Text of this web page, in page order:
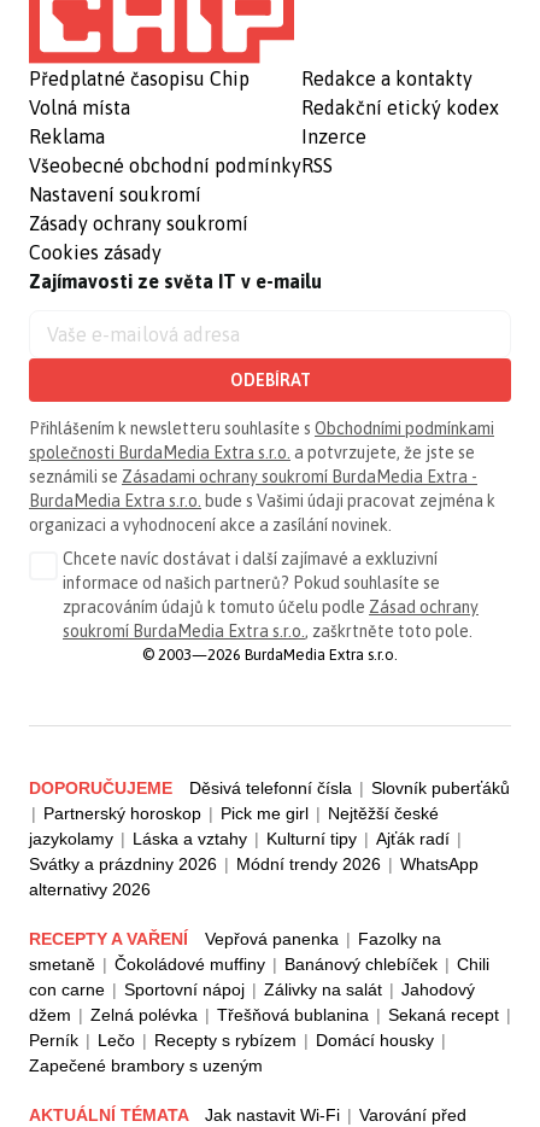
Předplatné časopisu Chip
Volná místa
Reklama
Všeobecné obchodní podmínky
Nastavení soukromí
Zásady ochrany soukromí
Cookies zásady
Redakce a kontakty
Redakční etický kodex
Inzerce
RSS
Zajímavosti ze světa IT v e-mailu
ODEBÍRAT
Přihlášením k newsletteru souhlasíte s Obchodními podmínkami
společnosti BurdaMedia Extra s.r.o. a potvrzujete, že jste se
seznámili se Zásadami ochrany soukromí BurdaMedia Extra -
BurdaMedia Extra s.r.o. bude s Vašimi údaji pracovat zejména k
organizaci a vyhodnocení akce a zasílání novinek.
Chcete navíc dostávat i další zajímavé a exkluzivní
informace od našich partnerů? Pokud souhlasíte se
zpracováním údajů k tomuto účelu podle Zásad ochrany
soukromí BurdaMedia Extra s.r.o., zaškrtněte toto pole.
© 2003—2026 BurdaMedia Extra s.r.o.
DOPORUČUJEME Děsivá telefonní čísla | Slovník puberťáků
| Partnerský horoskop | Pick me girl | Nejtěžší české
jazykolamy | Láska a vztahy | Kulturní tipy | Ajťák radí |
Svátky a prázdniny 2026 | Módní trendy 2026 | WhatsApp
alternativy 2026
RECEPTY A VAŘENÍ Vepřová panenka | Fazolky na
smetaně | Čokoládové muffiny | Banánový chlebíček | Chili
con carne | Sportovní nápoj | Zálivky na salát | Jahodový
džem | Zelná polévka | Třešňová bublanina | Sekaná recept |
Perník | Lečo | Recepty s rybízem | Domácí housky |
Zapečené brambory s uzeným
AKTUÁLNÍ TÉMATA Jak nastavit Wi-Fi | Varování před